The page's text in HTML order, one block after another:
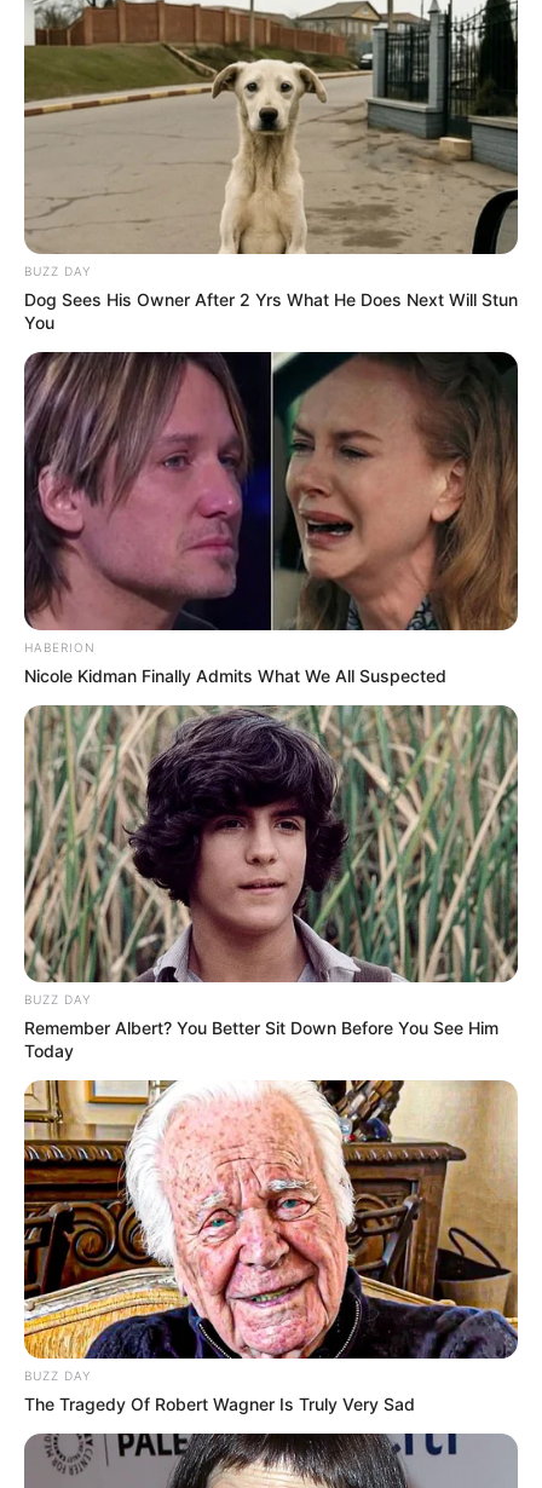
Conceição do Monte Alegre se
mobiliza para realização do Jogo
das Estrelas
De acordo com os organizadores Tiago Alexandre Souza
Silva e João Carlos de Oliveira, esta é uma ação que iniciou
de forma despretenciosa e já está em sua quinta edição
Fonte: Da Redação
JOGO DAS ESTRELAS 16/12/2023 Foto: Cedidas
ShareFacebookWhatsAppTelegramMessenger
X
BUZZ DAY
Dog Sees His Owner After 2 Yrs What He Does Next Will Stun
You
HABERION
Nicole Kidman Finally Admits What We All Suspected
BUZZ DAY
Remember Albert? You Better Sit Down Before You See Him
Today
BUZZ DAY
The Tragedy Of Robert Wagner Is Truly Very Sad